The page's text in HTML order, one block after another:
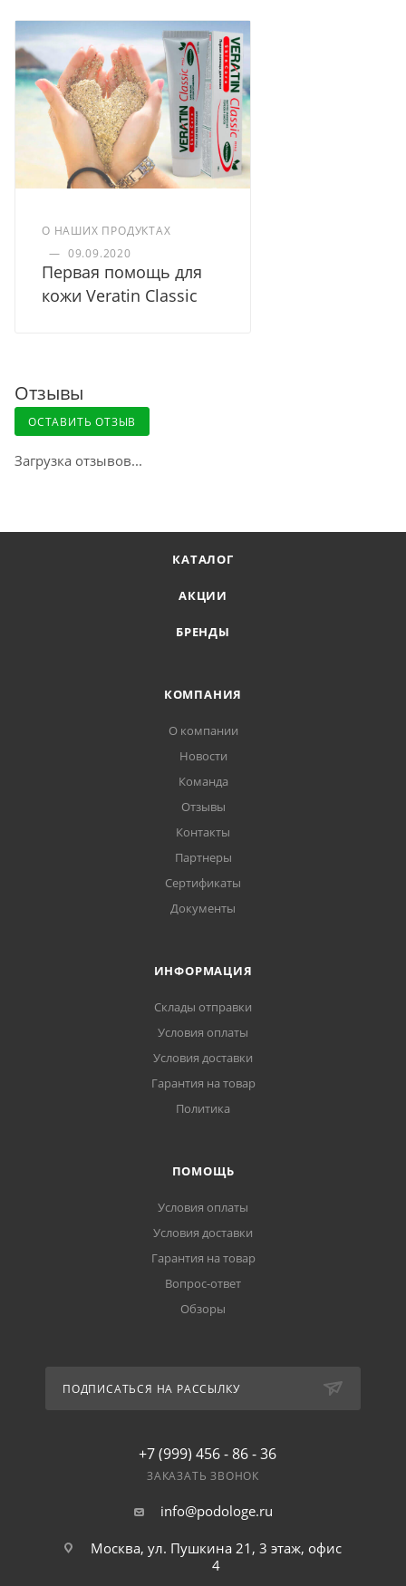
Доставка курьером СДЭК по России
Доставка в отделение Почты России
О НАШИХ ПРОДУКТАХ
— 09.09.2020
Первая помощь для
кожи Veratin Classic
Отзывы
ОСТАВИТЬ ОТЗЫВ
Загрузка отзывов...
КАТАЛОГ
АКЦИИ
БРЕНДЫ
КОМПАНИЯ
О компании
Новости
Команда
Отзывы
Контакты
Партнеры
Сертификаты
Документы
ИНФОРМАЦИЯ
Склады отправки
Условия оплаты
Условия доставки
Гарантия на товар
Политика
ПОМОЩЬ
Условия оплаты
Условия доставки
Гарантия на товар
Вопрос-ответ
Обзоры
ПОДПИСАТЬСЯ НА РАССЫЛКУ
+7 (999) 456 - 86 - 36
ЗАКАЗАТЬ ЗВОНОК
info@podologe.ru
Москва, ул. Пушкина 21, 3 этаж, офис
4